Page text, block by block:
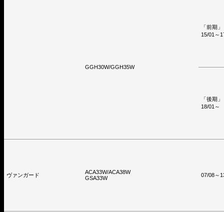
GGH30W/GGH35W
「前期」
15/01～
「後期」
18/01～
ヴァンガード
ACA33W/ACA38W
GSA33W
07/08～